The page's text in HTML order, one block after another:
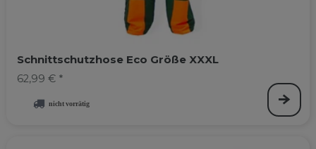
Schnittschutzhose Eco Größe XXXL
62,99 € *